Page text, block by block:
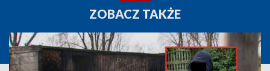
ZOBACZ TAKŻE